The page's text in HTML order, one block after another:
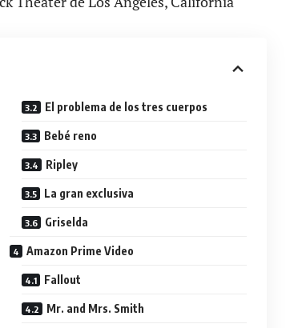
El problema de los tres cuerpos
Bebé reno
Ripley
La gran exclusiva
Griselda
Amazon Prime Video
Fallout
Mr. and Mrs. Smith